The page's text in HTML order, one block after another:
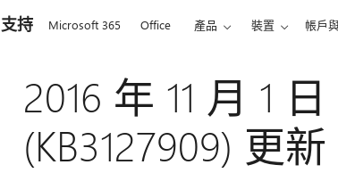
支持 Microsoft 365 Office 產品 裝置 帳戶
2016 年 11 月 1
(KB3127909) 更新